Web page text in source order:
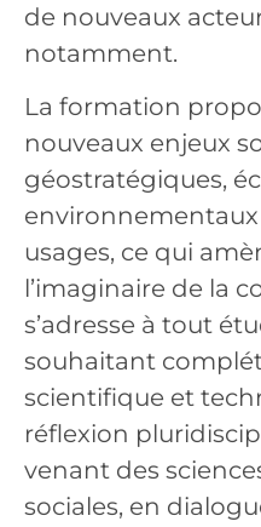
de nouveaux
notamment.
La formation
nouveaux enjeux
géostratégiques,
environnementaux
usages, ce qui
l’imaginaire de la
s’adresse à tout
souhaitant
scientifique et
réflexion
venant des
sociales, en